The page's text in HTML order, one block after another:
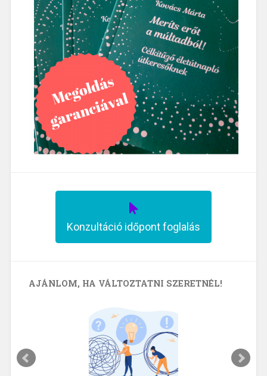
Konzultáció időpont foglalás
AJÁNLOM, HA VÁLTOZTATNI SZERETNÉL!